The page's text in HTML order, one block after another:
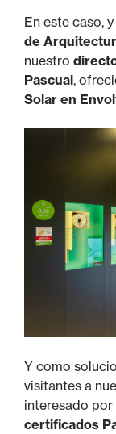
En este caso,
de
nuestro
Pascual,
Solar en
Y como
visitantes a
interesado
certificados